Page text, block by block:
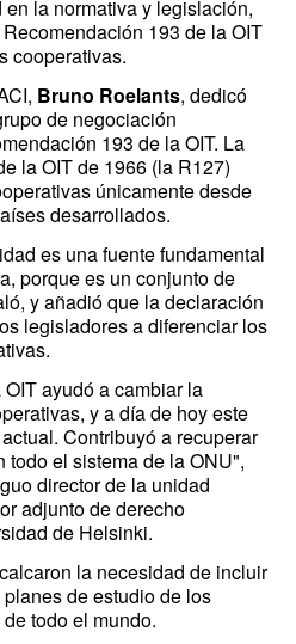
la normativa y legislación,
193 de la OIT
cooperativas.
Bruno Roelants, dedicó
de negociación
193 de la OIT. La
la OIT de 1966 (la R127)
únicamente desde
desarrollados.
es una fuente fundamental
porque es un conjunto de
y añadió que la declaración
legisladores a diferenciar los
ayudó a cambiar la
y a día de hoy este
Contribuyó a recuperar
todo el sistema de la ONU",
director de la unidad
adjunto de derecho
de Helsinki.
la necesidad de incluir
de estudio de los
todo el mundo.